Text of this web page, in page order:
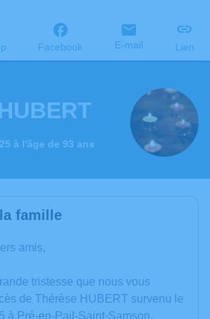
Facebook E-mail Lien
à l'âge de 93 ans
famille
amis,
tristesse que nous vous
de Thérèse HUBERT survenu le
à Pré-en-Pail-Saint-Samson.